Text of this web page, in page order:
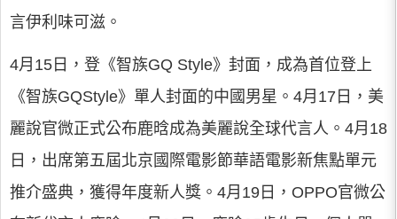
言伊利味可滋。
4月15日，登《智族GQ Style》封面，成為首位登上
《智族GQStyle》單人封面的中國男星。4月17日，美
麗說官微正式公布鹿晗成為美麗說全球代言人。4月18
日，出席第五屆北京國際電影節華語電影新焦點單元
推介盛典，獲得年度新人獎。4月19日，OPPO官微公